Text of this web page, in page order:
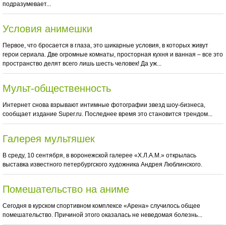
подразумевает...
Условия анимешки
Первое, что бросается в глаза, это шикарные условия, в которых живут
герои сериала. Две огромные комнаты, просторная кухня и ванная – все это
пространство делят всего лишь шесть человек! Да уж...
Мульт-общественность
Интернет снова взрывают интимные фотографии звезд шоу-бизнеса,
сообщает издание Super.ru. Последнее время это становится трендом...
Галерея мультяшек
В среду, 10 сентября, в воронежской галерее «Х.Л.А.М.» открылась
выставка известного петербургского художника Андрея Люблинского.
Помешательство на аниме
Сегодня в курском спортивном комплексе «Арена» случилось общее
помешательство. Причиной этого оказалась не неведомая болезнь...